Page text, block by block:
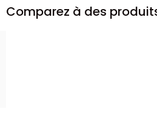
Comparez à des